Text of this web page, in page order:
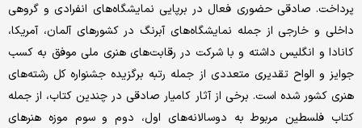
پرداخت. صادقی حضوری فعال در برپایی نمایشگاه‌های انفرادی و گروهی
داخلی و خارجی از جمله نمایشگاه‌های آبرنگ در کشورهای آلمان، آمریکا،
کانادا و انگلیس داشته و با شرکت در رقابت‌های هنری ملی موفق به کسب
جوایز و الواح تقدیری متعددی از جمله رتبه برگزیده جشنواره کل رشته‌های
هنری کشور شده است. برخی از آثار کامیار صادقی در چندین کتاب، از جمله
کتاب فلسطین مربوط به دوسالانه‌های اول، دوم و سوم موزه هنرهای